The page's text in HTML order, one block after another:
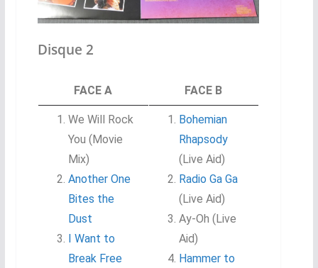
Disque 2
FACE A FACE B
We Will Rock
You (Movie
Mix)
Another One
Bites the
Dust
I Want to
Break Free
Bohemian
Rhapsody
(Live Aid)
Radio Ga Ga
(Live Aid)
Ay-Oh (Live
Aid)
Hammer to